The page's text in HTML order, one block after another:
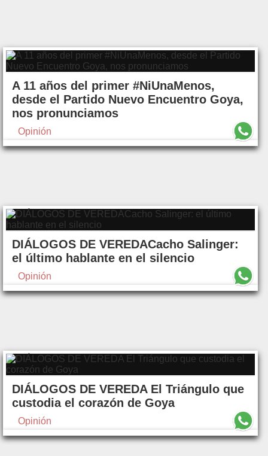
A 11 años del primer #NiUnaMenos,
desde el Partido Nuevo Encuentro Goya,
nos pronunciamos
Opinión
DIÁLOGOS DE VEREDACacho Salinger:
el último hablante en el silencio
Opinión
DIÁLOGOS DE VEREDA El Triángulo que
custodia el corazón de Goya
Opinión